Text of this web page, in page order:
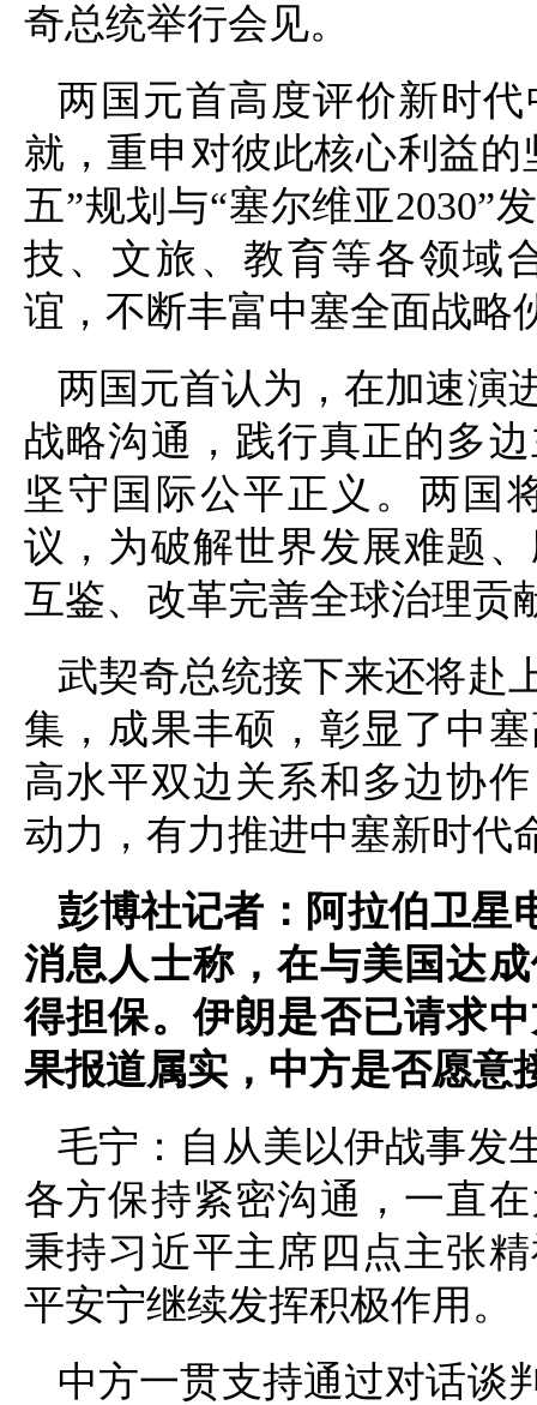
奇总统举行会见。
两国元首高度评价新时
就，重申对彼此核心利益
五”规划与“塞尔维亚2030”
技、文旅、教育等各领域
谊，不断丰富中塞全面战略
两国元首认为，在加速演
战略沟通，践行真正的多
坚守国际公平正义。两国
议，为破解世界发展难题
互鉴、改革完善全球治理贡
武契奇总统接下来还将赴
集，成果丰硕，彰显了中
高水平双边关系和多边协
动力，有力推进中塞新时代
彭博社记者：阿拉伯卫星
消息人士称，在与美国达
得担保。伊朗是否已请求
果报道属实，中方是否愿意
毛宁：自从美以伊战事发
各方保持紧密沟通，一直
秉持习近平主席四点主张
平安宁继续发挥积极作用。
中方一贯支持通过对话谈